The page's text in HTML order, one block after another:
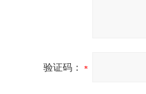
验证码：